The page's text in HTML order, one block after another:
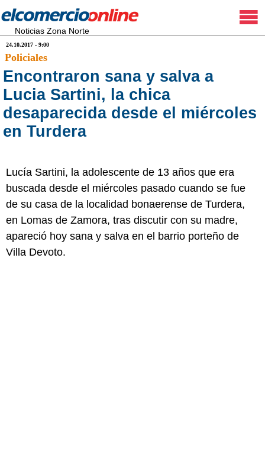
Noticias Zona Norte
24.10.2017 - 9:00
Policiales
Encontraron sana y salva a
Lucia Sartini, la chica
desaparecida desde el miércoles
en Turdera
Lucía Sartini, la adolescente de 13 años que era
buscada desde el miércoles pasado cuando se fue
de su casa de la localidad bonaerense de Turdera,
en Lomas de Zamora, tras discutir con su madre,
apareció hoy sana y salva en el barrio porteño de
Villa Devoto.